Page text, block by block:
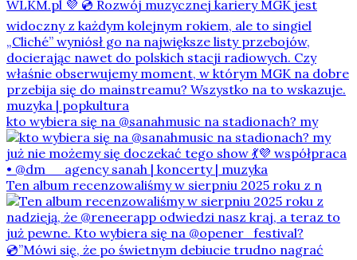
kto wybiera się na @sanahmusic na stadionach? my
Ten album recenzowaliśmy w sierpniu 2025 roku z n